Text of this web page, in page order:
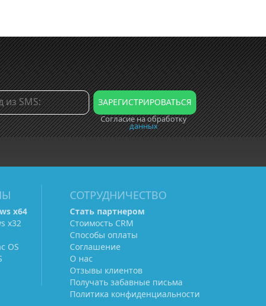
Согласие на обработку
данных
х64
х32
OS
СОТРУДНИЧЕСТВО
Стать партнером
Стоимость CRM
Способы оплаты
Соглашение
О нас
Отзывы клиентов
Получать забавные письма
Политика конфиденциальности